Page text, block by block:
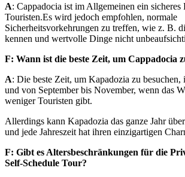
A: Cappadocia ist im Allgemeinen ein sicheres
Touristen.Es wird jedoch empfohlen, normale
Sicherheitsvorkehrungen zu treffen, wie z. B.
kennen und wertvolle Dinge nicht
F: Wann ist die beste Zeit, um Cappadocia
A: Die beste Zeit, um Kapadozia zu
und von September bis November, wenn das
weniger Touristen gibt.
Allerdings kann Kapadozia das ganze Jahr
und jede Jahreszeit hat ihren einzigartigen
F: Gibt es Altersbeschränkungen für die
Self-Schedule Tour?